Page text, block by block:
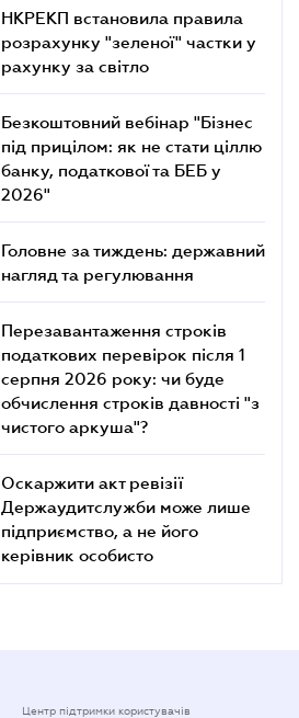
НКРЕКП встановила правила
розрахунку "зеленої" частки у
рахунку за світло
Безкоштовний вебінар "Бізнес
під прицілом: як не стати ціллю
банку, податкової та БЕБ у
2026"
Головне за тиждень: державний
нагляд та регулювання
Перезавантаження строків
податкових перевірок після 1
серпня 2026 року: чи буде
обчислення строків давності "з
чистого аркуша"?
Оскаржити акт ревізії
Держаудитслужби може лише
підприємство, а не його
керівник особисто
Центр підтримки користувачів